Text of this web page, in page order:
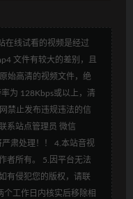
在线试看的视频是经过
文件有较大的差别，且
始高清的视频文件，绝
为 128Kbps或以上，清
禁止发布违规违法的信
系站点管理员 微信
严肃处理！！ 4.本站音视
者所有。 5.因平台无法
有侵犯您的版权，请联
个工作日内核实后移除相